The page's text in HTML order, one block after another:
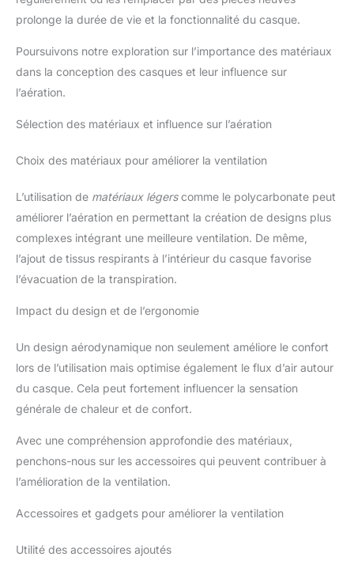
prolonge la durée de vie et la fonctionnalité du casque.
Poursuivons notre exploration sur l’importance des matériaux
dans la conception des casques et leur influence sur
l’aération.
Sélection des matériaux et influence sur l’aération
Choix des matériaux pour améliorer la ventilation
L’utilisation de matériaux légerscomme le polycarbonate peut
améliorer l’aération en permettant la création de designs plus
complexes intégrant une meilleure ventilation. De même,
l’ajout de tissus respirants à l’intérieur du casque favorise
l’évacuation de la transpiration.
Impact du design et de l’ergonomie
Un design aérodynamique non seulement améliore le confort
lors de l’utilisation mais optimise également le flux d’air autour
du casque. Cela peut fortement influencer la sensation
générale de chaleur et de confort.
Avec une compréhension approfondie des matériaux,
penchons-nous sur les accessoires qui peuvent contribuer à
l’amélioration de la ventilation.
Accessoires et gadgets pour améliorer la ventilation
Utilité des accessoires ajoutés